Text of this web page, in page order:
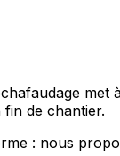
de chantier.
: nous